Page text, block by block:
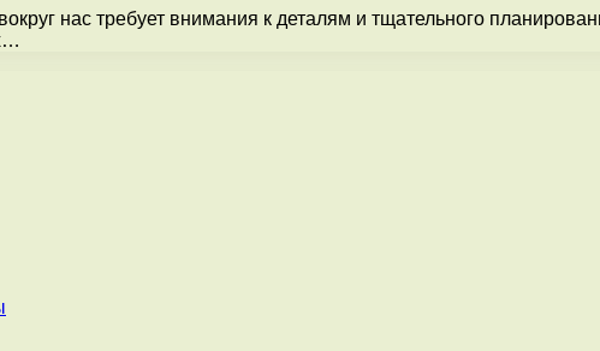
нас требует внимания к деталям и тщательного